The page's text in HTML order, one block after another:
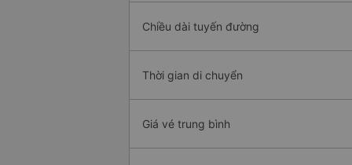
Chiều dài tuyến đường
Thời gian di chuyển
Giá vé trung bình